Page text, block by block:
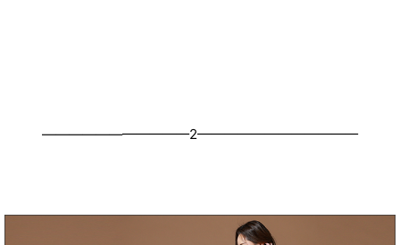
———————————2————————————